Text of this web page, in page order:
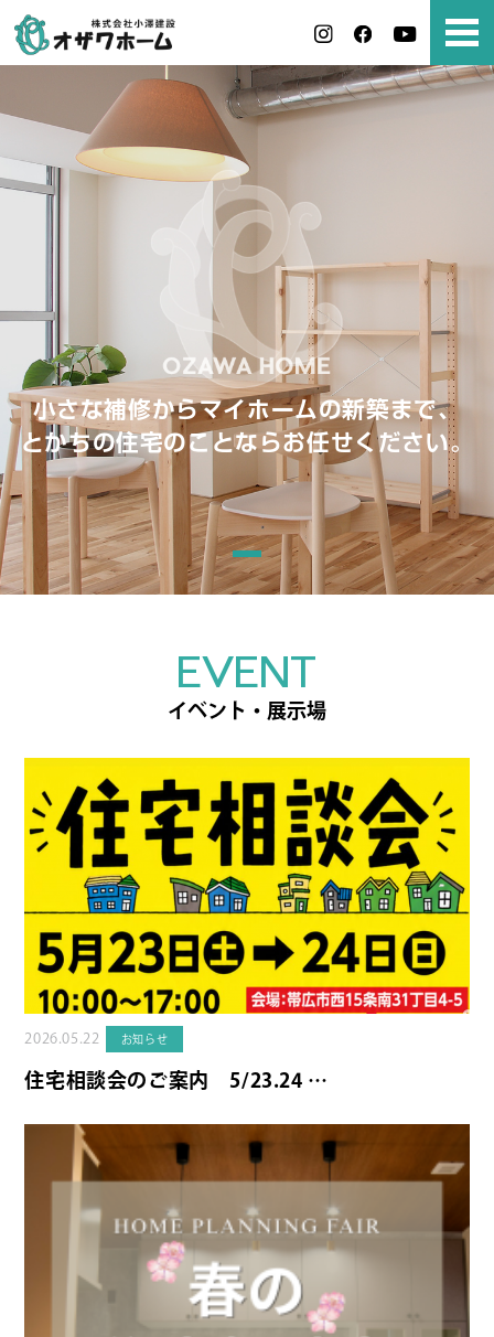
小さな補修からマイホームの新築まで、
とかちの住宅のことならお任せください。
EVENT
イベント・展示場
2026.05.22 お知らせ
住宅相談会のご案内 5/23.24 …